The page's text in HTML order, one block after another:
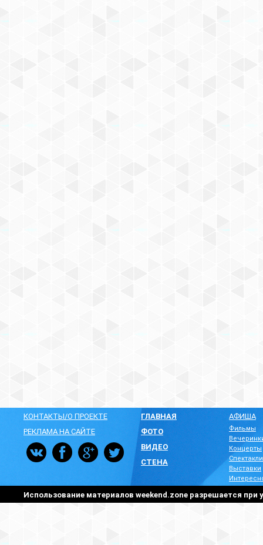
КОНТАКТЫ/О ПРОЕКТЕ
РЕКЛАМА НА САЙТЕ
ГЛАВНАЯ
ФОТО
ВИДЕО
СТЕНА
АФИША
Фильмы
Концерты
Спектакли
Выставки
Использование материалов weekend.zone разрешается